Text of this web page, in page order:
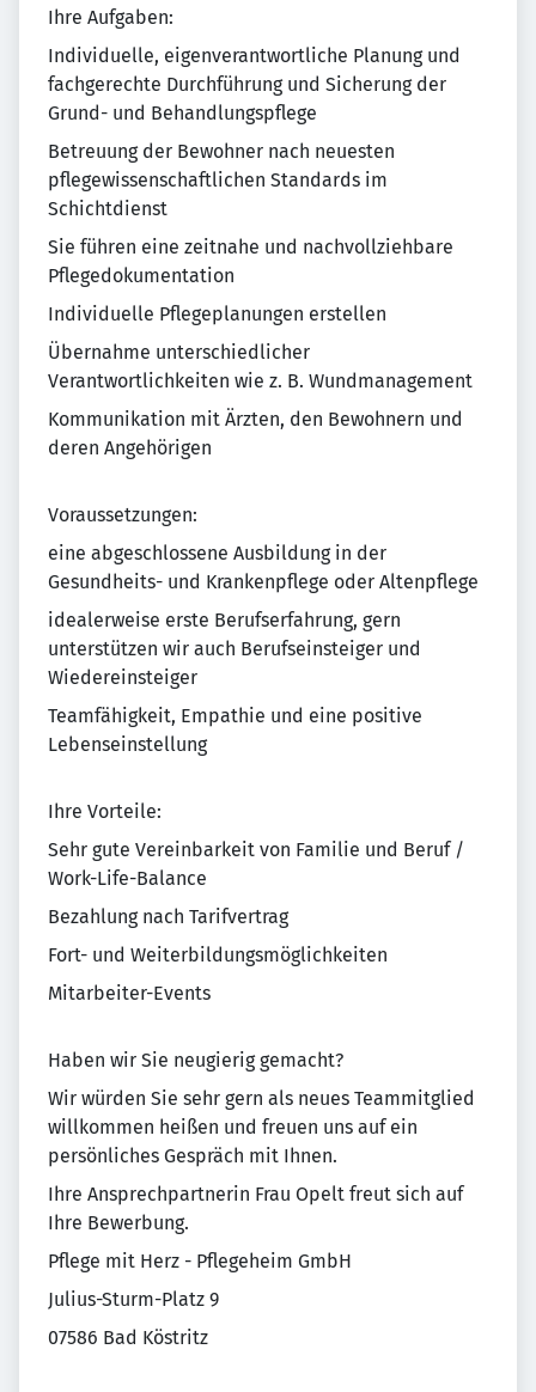
Ihre Aufgaben:
Individuelle, eigenverantwortliche Planung und
fachgerechte Durchführung und Sicherung der
Grund- und Behandlungspflege
Betreuung der Bewohner nach neuesten
pflegewissenschaftlichen Standards im
Schichtdienst
Sie führen eine zeitnahe und nachvollziehbare
Pflegedokumentation
Individuelle Pflegeplanungen erstellen
Übernahme unterschiedlicher
Verantwortlichkeiten wie z. B. Wundmanagement
Kommunikation mit Ärzten, den Bewohnern und
deren Angehörigen
Voraussetzungen:
eine abgeschlossene Ausbildung in der
Gesundheits- und Krankenpflege oder Altenpflege
idealerweise erste Berufserfahrung, gern
unterstützen wir auch Berufseinsteiger und
Wiedereinsteiger
Teamfähigkeit, Empathie und eine positive
Lebenseinstellung
Ihre Vorteile:
Sehr gute Vereinbarkeit von Familie und Beruf /
Work-Life-Balance
Bezahlung nach Tarifvertrag
Fort- und Weiterbildungsmöglichkeiten
Mitarbeiter-Events
Haben wir Sie neugierig gemacht?
Wir würden Sie sehr gern als neues Teammitglied
willkommen heißen und freuen uns auf ein
persönliches Gespräch mit Ihnen.
Ihre Ansprechpartnerin Frau Opelt freut sich auf
Ihre Bewerbung.
Pflege mit Herz - Pflegeheim GmbH
Julius-Sturm-Platz 9
07586 Bad Köstritz